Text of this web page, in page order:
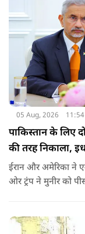
05 Aug, 2026
पाकिस्तान के लिए
की तरह निकाला,
ईरान और अमेरिका ने
ओर ट्रंप ने मुनीर को